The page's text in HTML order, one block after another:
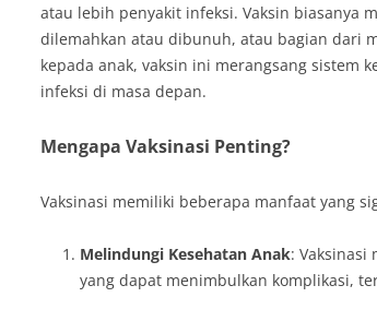
atau lebih penyakit infeksi. Vaksin biasanya
dilemahkan atau dibunuh, atau bagian dari
kepada anak, vaksin ini merangsang sistem
infeksi di masa depan.
Mengapa Vaksinasi Penting?
Vaksinasi memiliki beberapa manfaat yang
Melindungi Kesehatan Anak: Vaksinasi
yang dapat menimbulkan komplikasi,